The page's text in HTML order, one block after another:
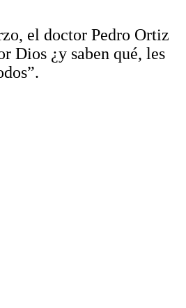
el doctor Pedro Ortiz
Dios ¿y saben qué, les